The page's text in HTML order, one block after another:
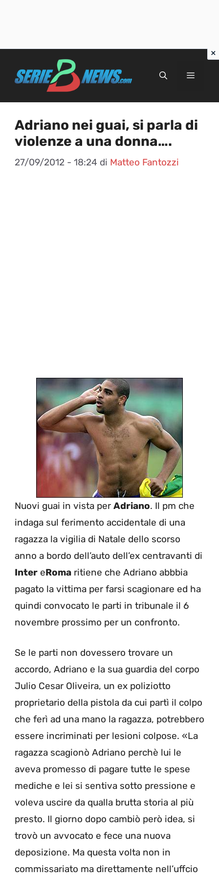
Menu
Adriano nei guai, si parla di
violenze a una donna….
27/09/2012 - 18:24 di Matteo Fantozzi
Nuovi guai in vista per Adriano. Il pm che
indaga sul ferimento accidentale di una
ragazza la vigilia di Natale dello scorso
anno a bordo dell’auto dell’ex centravanti di
Inter eRoma ritiene che Adriano abbbia
pagato la vittima per farsi scagionare ed ha
quindi convocato le parti in tribunale il 6
novembre prossimo per un confronto.
Se le parti non dovessero trovare un
accordo, Adriano e la sua guardia del corpo
Julio Cesar Oliveira, un ex poliziotto
proprietario della pistola da cui partì il colpo
che ferì ad una mano la ragazza, potrebbero
essere incriminati per lesioni colpose. «La
ragazza scagionò Adriano perchè lui le
aveva promesso di pagare tutte le spese
mediche e lei si sentiva sotto pressione e
voleva uscire da qualla brutta storia al più
presto. Il giorno dopo cambiò però idea, si
trovò un avvocato e fece una nuova
deposizione. Ma questa volta non in
commissariato ma direttamente nell’uffcio